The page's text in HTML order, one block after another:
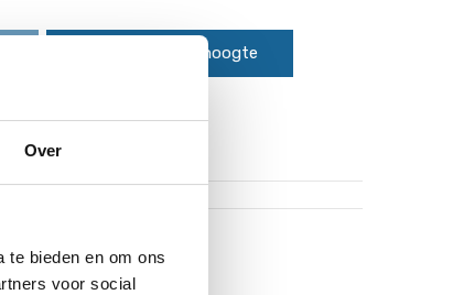
Over
te bieden en om ons
voor social
Houd me op de hoogte